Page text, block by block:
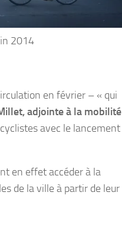
2014
en février –« qui
adjointe à la mobilité
avec le lancement
en effet accéder à la
de la ville à partir de leur